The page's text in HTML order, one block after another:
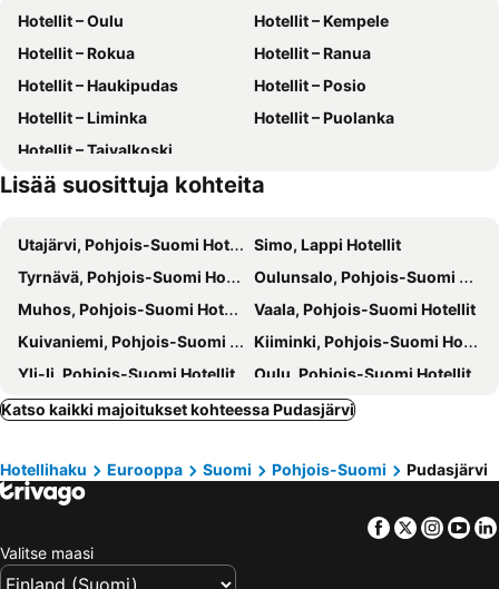
Hotellit – Oulu
Hotellit – Kempele
Hotellit – Rokua
Hotellit – Ranua
Hotellit – Haukipudas
Hotellit – Posio
Hotellit – Liminka
Hotellit – Puolanka
Hotellit – Taivalkoski
Lisää suosittuja kohteita
Utajärvi, Pohjois-Suomi Hotellit
Simo, Lappi Hotellit
Tyrnävä, Pohjois-Suomi Hotellit
Oulunsalo, Pohjois-Suomi Hotellit
Muhos, Pohjois-Suomi Hotellit
Vaala, Pohjois-Suomi Hotellit
Kuivaniemi, Pohjois-Suomi Hotellit
Kiiminki, Pohjois-Suomi Hotellit
Yli-Ii, Pohjois-Suomi Hotellit
Oulu, Pohjois-Suomi Hotellit
Kemi, Lappi Hotellit
Kempele, Pohjois-Suomi Hotellit
Raahe, Pohjois-Suomi Hotellit
Haukipudas, Pohjois-Suomi Hotellit
Liminka, Pohjois-Suomi Hotellit
Turku, Länsi-Suomi Hotellit
Vantaa, Etelä-Suomi Hotellit
Katso kaikki majoitukset kohteessa Pudasjärvi
Hotellihaku Eurooppa Suomi Pohjois-Suomi Pudasjärvi
Facebook
Twitter
Valitse maasi